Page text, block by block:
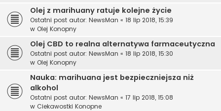
Olej z marihuany ratuje kolejne życie
Ostatni post autor: NewsMan « 18 lip 2018, 15:39
w Olej Konopny
Olej CBD to realna alternatywa farmaceutyczna
Ostatni post autor: NewsMan « 18 lip 2018, 15:30
w Olej Konopny
Nauka: marihuana jest bezpieczniejsza niż
alkohol
Ostatni post autor: NewsMan « 17 lip 2018, 15:08
w Ciekawostki Konopne